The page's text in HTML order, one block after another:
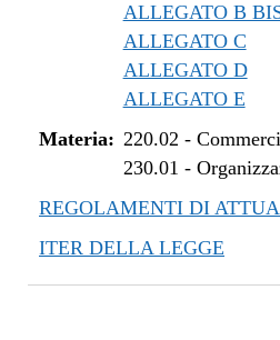
ALLEGATO B
ALLEGATO C
ALLEGATO D
ALLEGATO E
Materia: 220.02 -
230.01 -
REGOLAMENTI DI
ITER DELLA LEGGE